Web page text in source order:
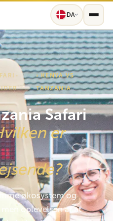
DA
› KENYA VS
TANZANIA
Safari
er
økosystem og
oplevelsen af ​​at